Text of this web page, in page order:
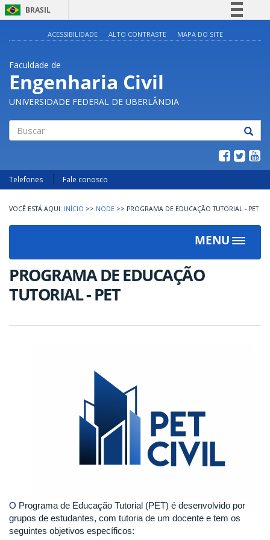
BRASIL
Legislação
Canais
ACESSIBILIDADE ALTO CONTRASTE MAPA DO SITE
Faculdade de
Engenharia Civil
UNIVERSIDADE FEDERAL DE UBERLÂNDIA
Telefones Fale conosco
INÍCIO >> NODE >> PROGRAMA DE EDUCAÇÃO TUTORIAL - PET
MENU
Toggle
PROGRAMA DE EDUCAÇÃO
TUTORIAL - PET
O Programa de Educação Tutorial (PET) é desenvolvido por
grupos de estudantes, com tutoria de um docente e tem os
seguintes objetivos específicos: